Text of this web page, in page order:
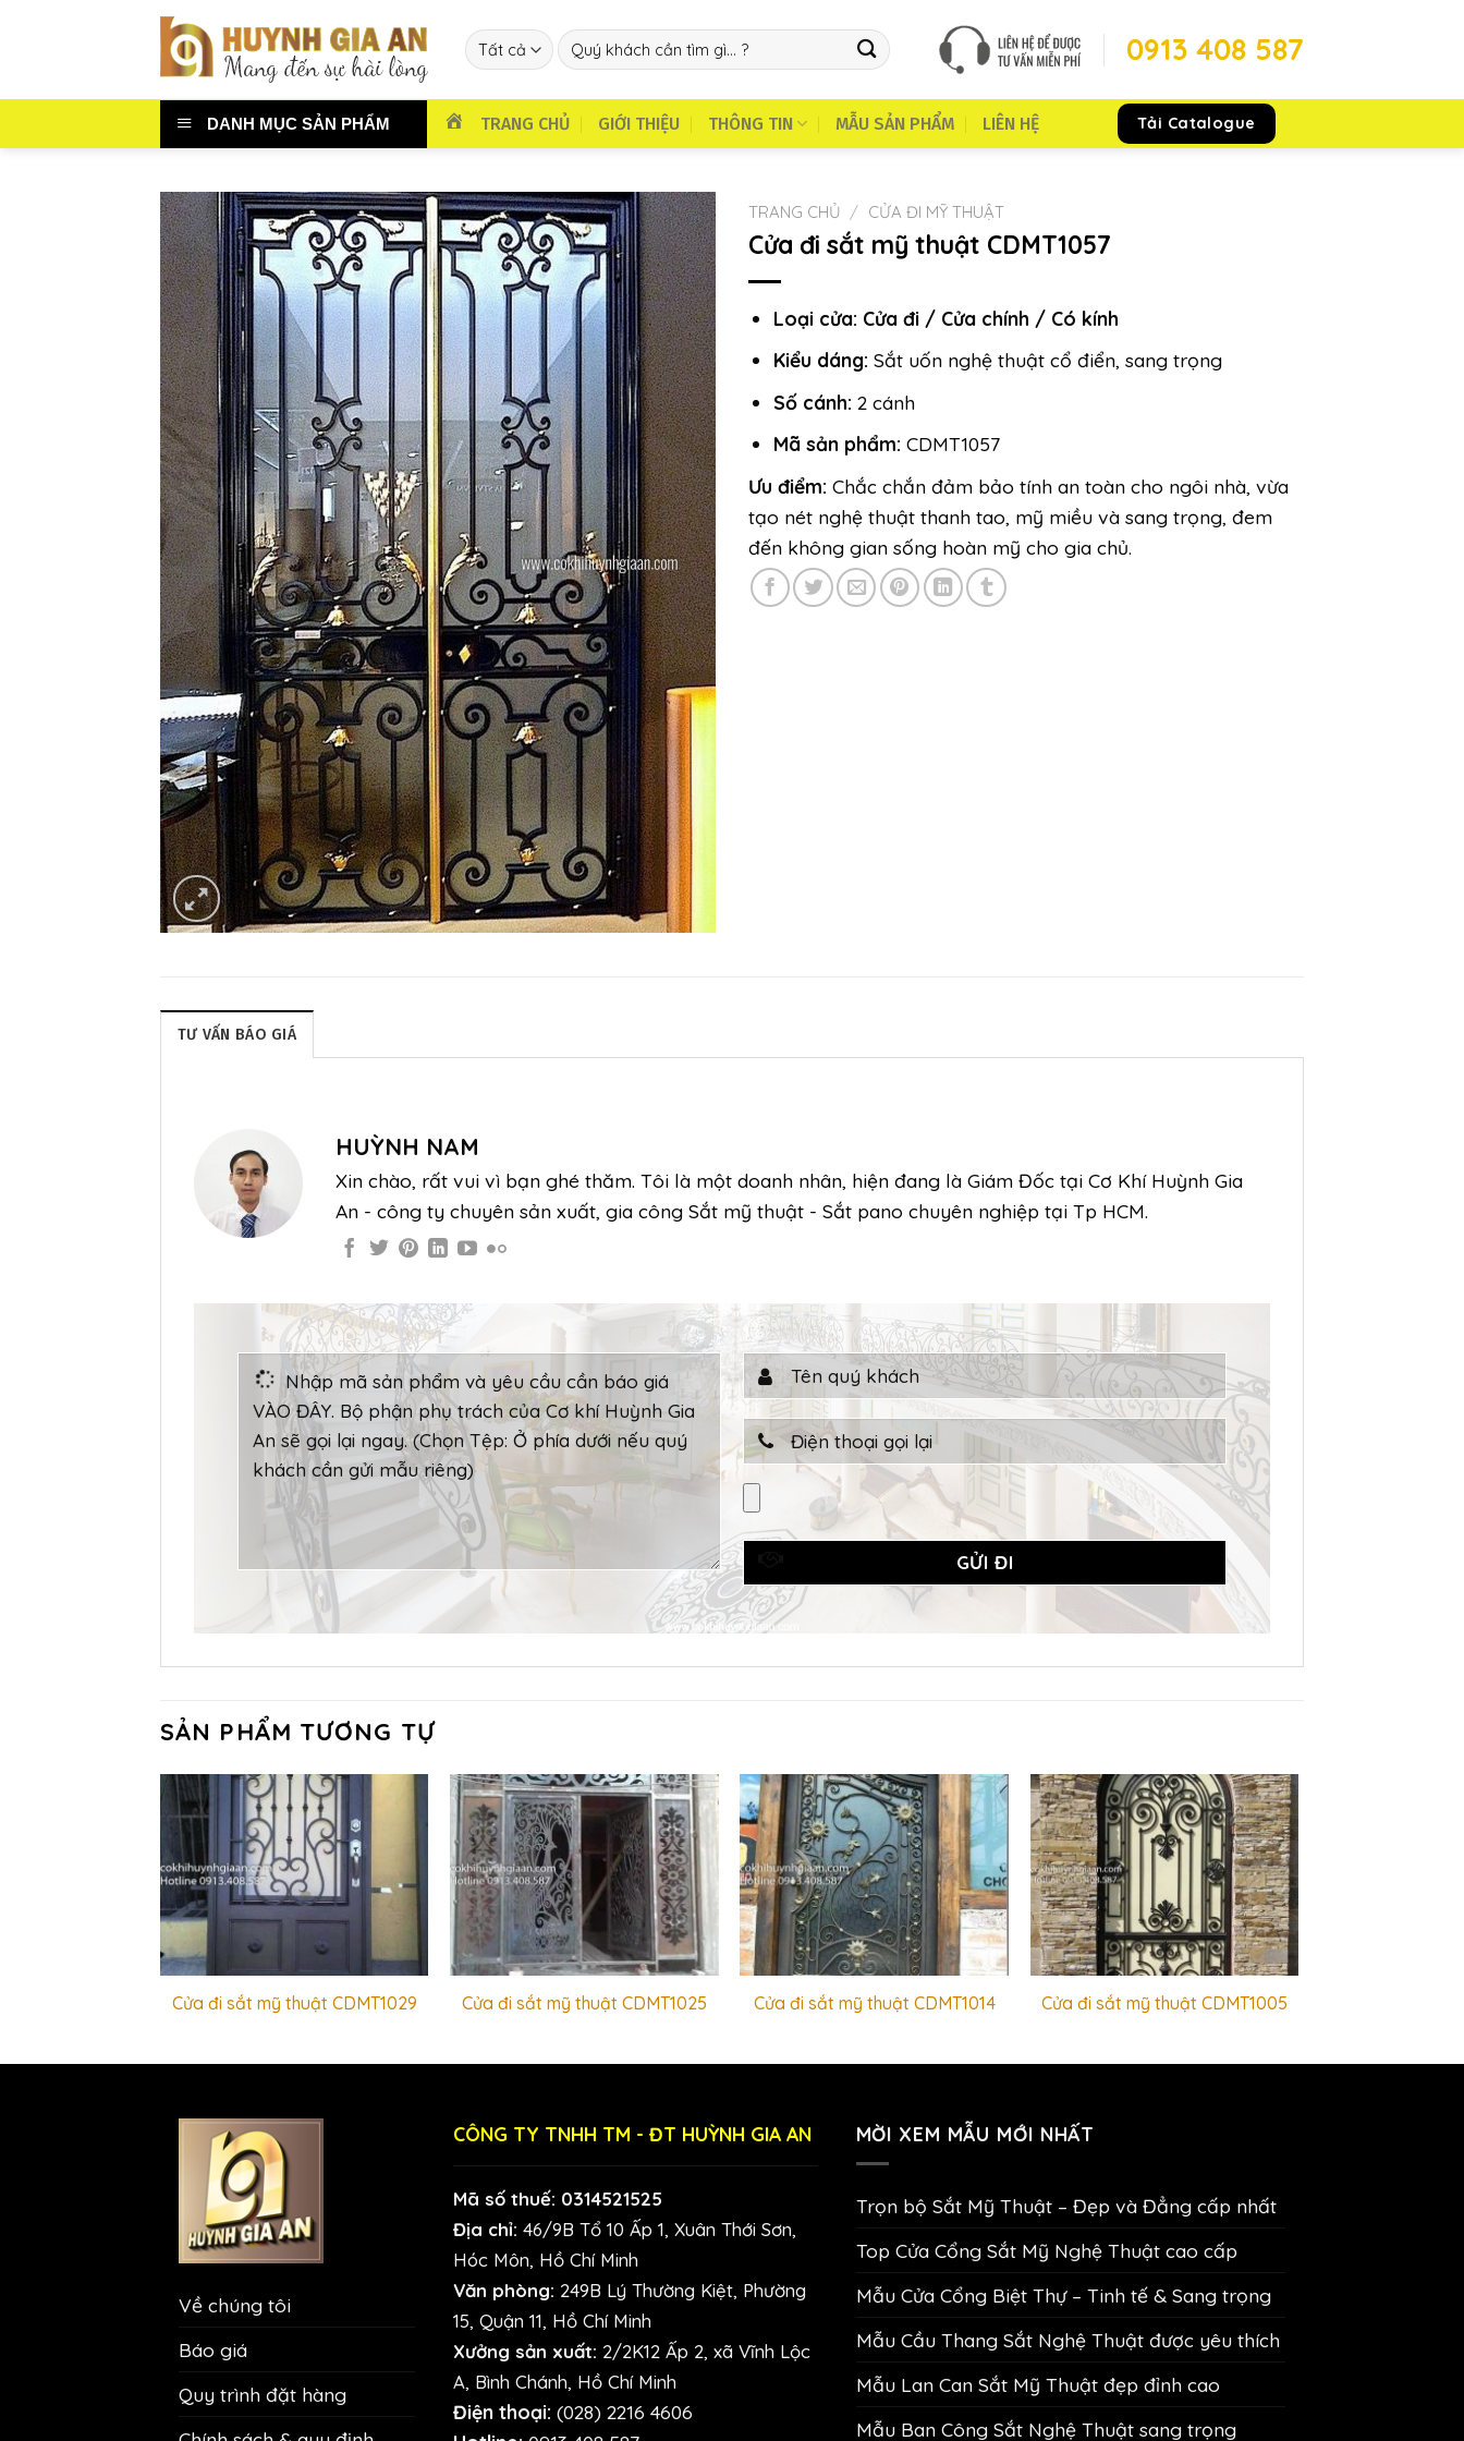
dung
Tìm
kiếm:
0913 408 587
DANH MỤC SẢN PHẨM TRANG CHỦ GIỚI THIỆU THÔNG TIN MẪU SẢN PHẨM LIÊN HỆ Tải Catalogue
TRANG CHỦ / CỬA ĐI MỸ THUẬT
Cửa đi sắt mỹ thuật CDMT1057
Loại cửa: Cửa đi / Cửa chính / Có kính
Kiểu dáng: Sắt uốn nghệ thuật cổ điển, sang trọng
Số cánh: 2 cánh
Mã sản phẩm: CDMT1057
Ưu điểm: Chắc chắn đảm bảo tính an toàn cho ngôi nhà, vừa
tạo nét nghệ thuật thanh tao, mỹ miều và sang trọng, đem
đến không gian sống hoàn mỹ cho gia chủ.
TƯ VẤN BÁO GIÁ
HUỲNH NAM
Xin chào, rất vui vì bạn ghé thăm. Tôi là một doanh nhân, hiện đang là Giám Đốc tại Cơ Khí Huỳnh Gia
An - công ty chuyên sản xuất, gia công Sắt mỹ thuật - Sắt pano chuyên nghiệp tại Tp HCM.
SẢN PHẨM TƯƠNG TỰ
Cửa đi sắt mỹ thuật CDMT1029 Cửa đi sắt mỹ thuật CDMT1025 Cửa đi sắt mỹ thuật CDMT1014 Cửa đi sắt mỹ thuật CDMT1005
Về chúng tôi
Báo giá
Quy trình đặt hàng
CÔNG TY TNHH TM - ĐT HUỲNH GIA AN
Mã số thuế: 0314521525
Địa chỉ: 46/9B Tổ 10 Ấp 1, Xuân Thới Sơn,
Hóc Môn, Hồ Chí Minh
Văn phòng: 249B Lý Thường Kiệt, Phường
15, Quận 11, Hồ Chí Minh
Xưởng sản xuất: 2/2K12 Ấp 2, xã Vĩnh Lộc
A, Bình Chánh, Hồ Chí Minh
Điện thoại: (028) 2216 4606
MỜI XEM MẪU MỚI NHẤT
Trọn bộ Sắt Mỹ Thuật – Đẹp và Đẳng cấp nhất
Top Cửa Cổng Sắt Mỹ Nghệ Thuật cao cấp
Mẫu Cửa Cổng Biệt Thự – Tinh tế & Sang trọng
Mẫu Cầu Thang Sắt Nghệ Thuật được yêu thích
Mẫu Lan Can Sắt Mỹ Thuật đẹp đỉnh cao
Mẫu Ban Công Sắt Nghệ Thuật sang trọng